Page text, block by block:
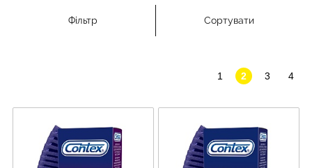
Фільтр Сортувати
1 2 3 4